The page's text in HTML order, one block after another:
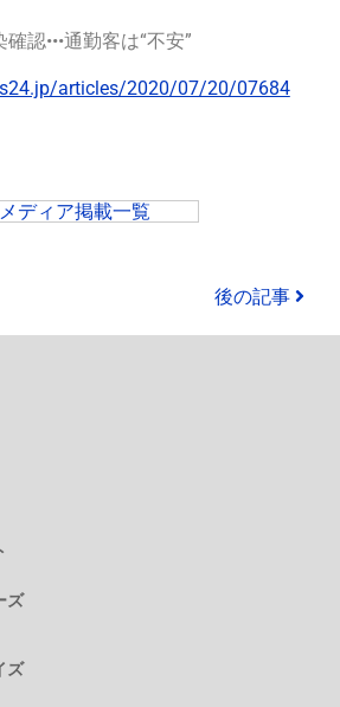
確認•••通勤客は“不安”
articles/2020/07/20/07684
メディア掲載一覧
後の記事
ズ
ズ